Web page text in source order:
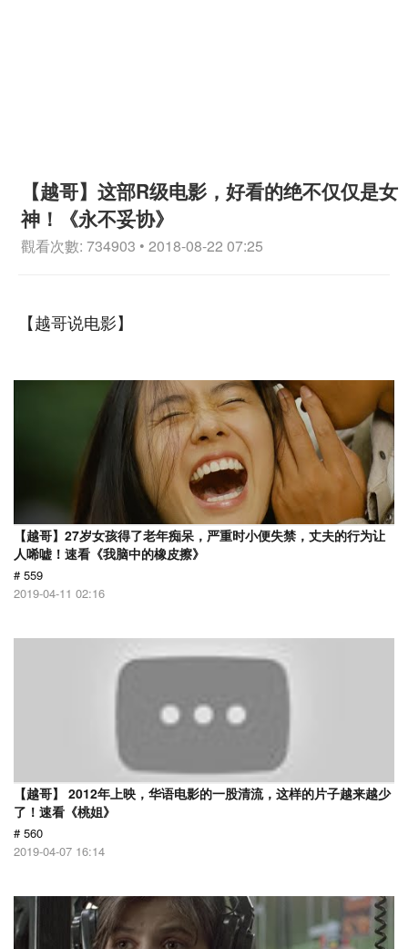
【越哥】这部R级电影，好看的绝不仅仅是女
神！《永不妥协》
觀看次數: 734903 • 2018-08-22 07:25
【越哥说电影】
【越哥】27岁女孩得了老年痴呆，严重时小便失禁，丈夫的行为让
人唏嘘！速看《我脑中的橡皮擦》
# 559
2019-04-11 02:16
【越哥】 2012年上映，华语电影的一股清流，这样的片子越来越少
了！速看《桃姐》
# 560
2019-04-07 16:14